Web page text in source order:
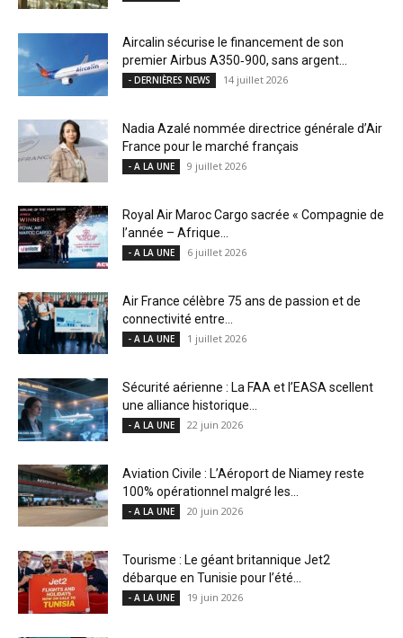
Aircalin sécurise le financement de son
premier Airbus A350‑900, sans argent...
- DERNIÈRES NEWS 14 juillet 2026
Nadia Azalé nommée directrice générale d’Air
France pour le marché français
- A LA UNE 9 juillet 2026
Royal Air Maroc Cargo sacrée « Compagnie de
l’année – Afrique...
- A LA UNE 6 juillet 2026
Air France célèbre 75 ans de passion et de
connectivité entre...
- A LA UNE 1 juillet 2026
Sécurité aérienne : La FAA et l’EASA scellent
une alliance historique...
- A LA UNE 22 juin 2026
Aviation Civile : L’Aéroport de Niamey reste
100% opérationnel malgré les...
- A LA UNE 20 juin 2026
Tourisme : Le géant britannique Jet2
débarque en Tunisie pour l’été...
- A LA UNE 19 juin 2026